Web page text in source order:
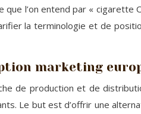
l’on entend par « cigarette
la terminologie et de
marketing
de production et de
Le but est d’offrir une